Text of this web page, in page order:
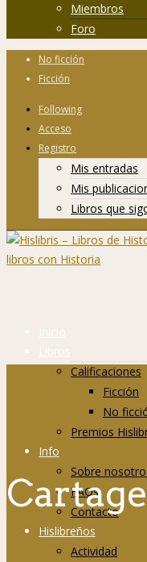
Miembros
Foro
No ficción
Ficción
Following
Acceso
Registro
Mis entradas
Mis
Libros que
Inicio
Libros
Calificaciones
Ficción
No
Premios
Info
Sobre
FAQs
Contacto
Hislibreños
Actividad